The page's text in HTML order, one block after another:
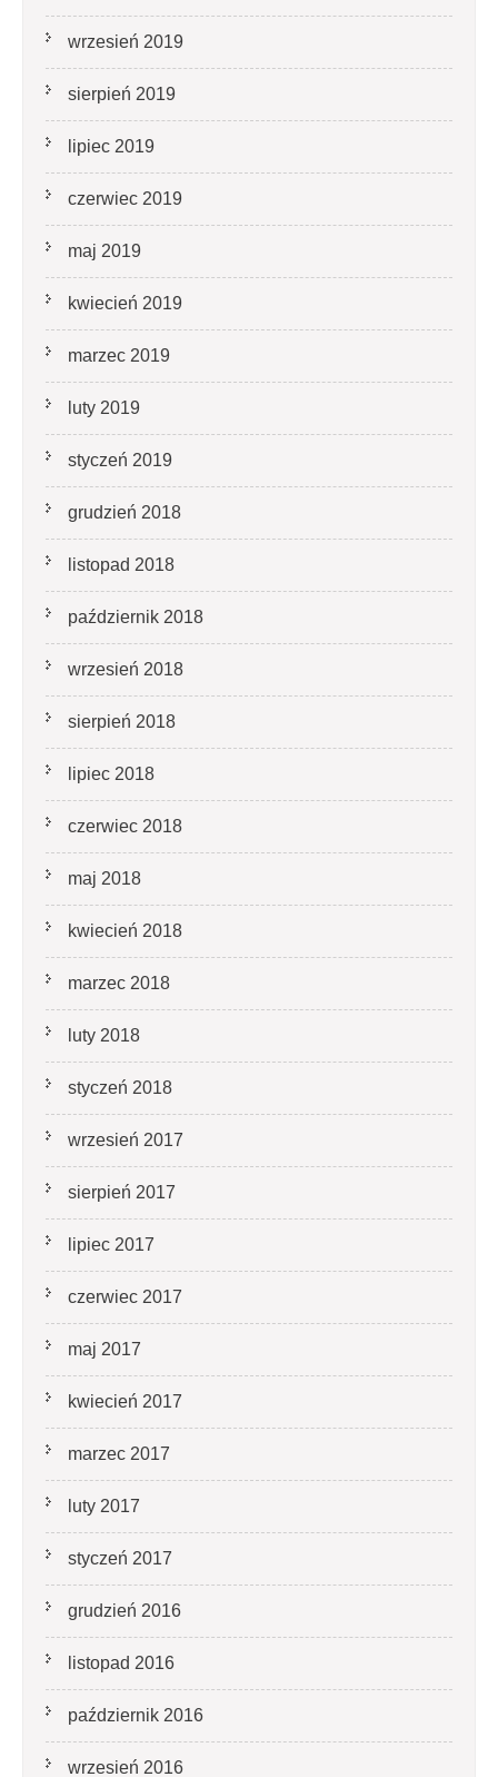
wrzesień 2019
sierpień 2019
lipiec 2019
czerwiec 2019
maj 2019
kwiecień 2019
marzec 2019
luty 2019
styczeń 2019
grudzień 2018
listopad 2018
październik 2018
wrzesień 2018
sierpień 2018
lipiec 2018
czerwiec 2018
maj 2018
kwiecień 2018
marzec 2018
luty 2018
styczeń 2018
wrzesień 2017
sierpień 2017
lipiec 2017
czerwiec 2017
maj 2017
kwiecień 2017
marzec 2017
luty 2017
styczeń 2017
grudzień 2016
listopad 2016
październik 2016
wrzesień 2016